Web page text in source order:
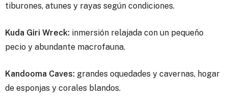
tiburones, atunes y rayas según condiciones.
Kuda Giri Wreck: inmersión relajada con un pequeño
pecio y abundante macrofauna.
Kandooma Caves: grandes oquedades y cavernas, hogar
de esponjas y corales blandos.